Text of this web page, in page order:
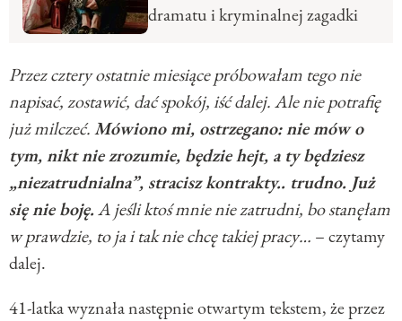
dramatu i kryminalnej zagadki
Przez cztery ostatnie miesiące próbowałam tego nie
napisać, zostawić, dać spokój, iść dalej. Ale nie potrafię
już milczeć.Mówiono mi, ostrzegano: nie mów o
tym, nikt nie zrozumie, będzie hejt, a ty będziesz
„niezatrudnialna”, stracisz kontrakty.. trudno. Już
się nie boję.A jeśli ktoś mnie nie zatrudni, bo stanęłam
w prawdzie, to ja i tak nie chcę takiej pracy… – czytamy
dalej.
41-latka wyznała następnie otwartym tekstem, że przez